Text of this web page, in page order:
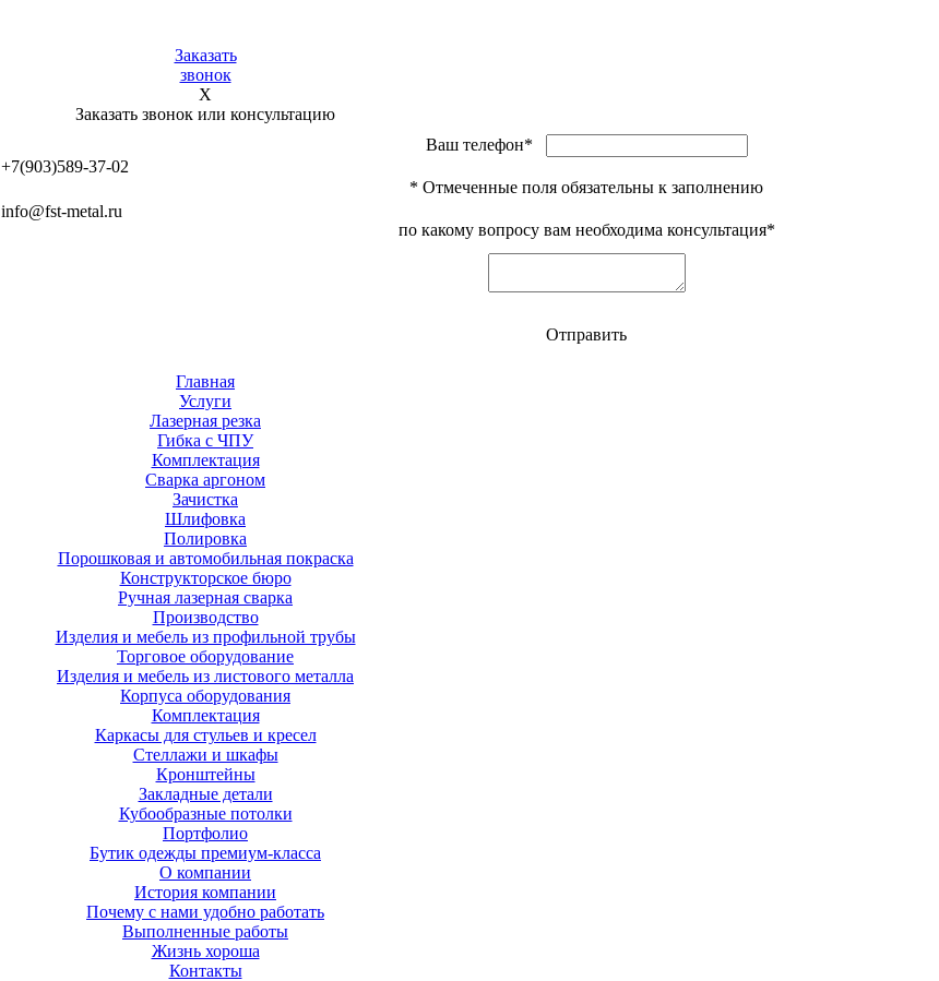
Заказать
звонок
X
Заказать звонок или консультацию
Ваш телефон*
* Отмеченные поля обязательны к заполнению
по какому вопросу вам необходима консультация*
Отправить
+7(903)589-37-02
info@fst-metal.ru
Главная
Услуги
Лазерная резка
Гибка с ЧПУ
Комплектация
Cварка аргоном
Зачистка
Шлифовка
Полировка
Порошковая и автомобильная покраска
Конструкторское бюро
Ручная лазерная сварка
Производство
Изделия и мебель из профильной трубы
Торговое оборудование
Изделия и мебель из листового металла
Корпуса оборудования
Комплектация
Каркасы для стульев и кресел
Стеллажи и шкафы
Кронштейны
Закладные детали
Кубообразные потолки
Портфолио
Бутик одежды премиум-класса
О компании
История компании
Почему с нами удобно работать
Выполненные работы
Жизнь хороша
Контакты